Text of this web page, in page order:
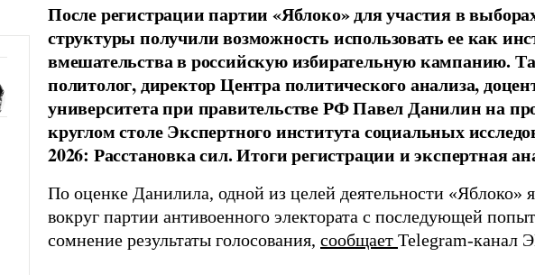
После регистрации партии «Яблоко» для участия в
структуры получили возможность использовать ее как
вмешательства в российскую избирательную кампанию.
политолог, директор Центра политического анализа,
университета при правительстве РФ Павел Данилин на
круглом столе Экспертного института социальных
2026: Расстановка сил. Итоги регистрации и экспертная
По оценке Данилила, одной из целей деятельности «Яблоко»
вокруг партии антивоенного электората с последующей
сомнение результаты голосования, сообщает Telegram-канал